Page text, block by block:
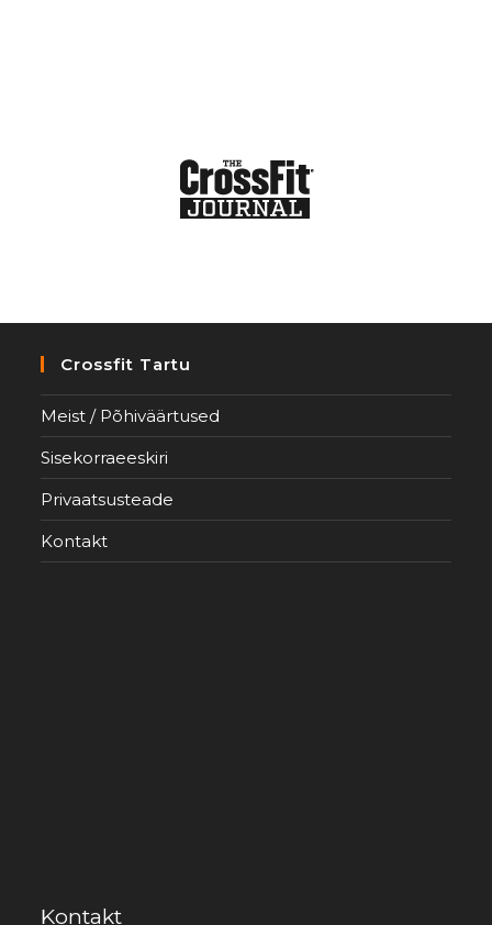
Crossfit Tartu
Meist / Põhiväärtused
Sisekorraeeskiri
Privaatsusteade
Kontakt
Kontakt